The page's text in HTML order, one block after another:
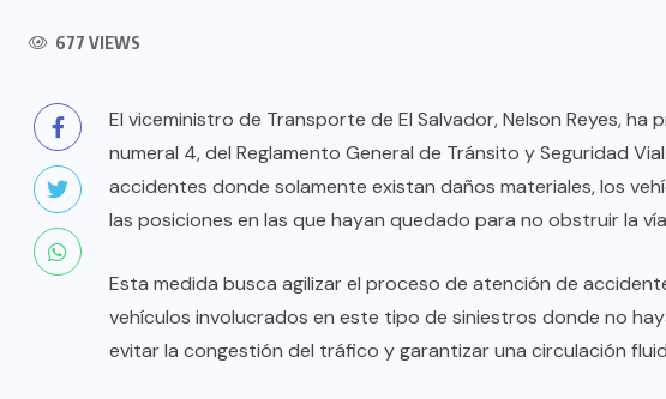
677 VIEWS
El viceministro de Transporte de El Salvador, Nelson Reyes,
numeral 4, del Reglamento General de Tránsito y Seguridad
accidentes donde solamente existan daños materiales, los
las posiciones en las que hayan quedado para no obstruir la
Esta medida busca agilizar el proceso de atención de
vehículos involucrados en este tipo de siniestros donde no
evitar la congestión del tráfico y garantizar una circulación
dedicada al desmantelamiento de
7 AGOSTO, 2026